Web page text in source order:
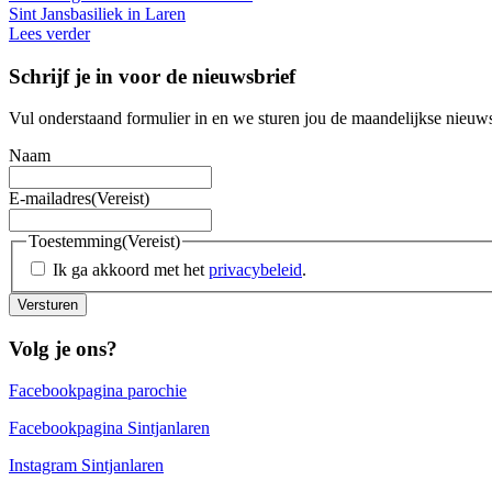
Sint Jansbasiliek in Laren
Lees verder
Schrijf je in voor de nieuwsbrief
Vul onderstaand formulier in en we sturen jou de maandelijkse
Naam
E-mailadres(Vereist)
Toestemming(Vereist)
Ik ga akkoord met het privacybeleid.
Versturen
Volg je ons?
Facebookpagina parochie
Facebookpagina Sintjanlaren
Instagram Sintjanlaren